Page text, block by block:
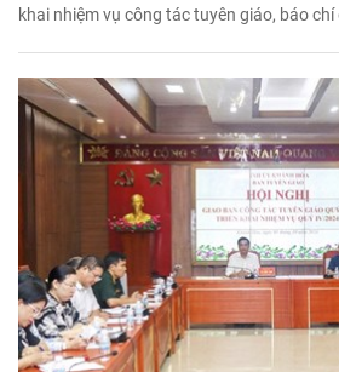
khai nhiệm vụ công tác tuyên giáo, báo